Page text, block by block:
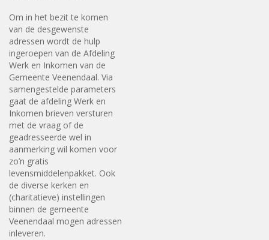
Om in het bezit te komen
van de desgewenste
adressen wordt de hulp
ingeroepen van de Afdeling
Werk en Inkomen van de
Gemeente Veenendaal. Via
samengestelde parameters
gaat de afdeling Werk en
Inkomen brieven versturen
met de vraag of de
geadresseerde wel in
aanmerking wil komen voor
zo’n gratis
levensmiddelenpakket. Ook
de diverse kerken en
(charitatieve) instellingen
binnen de gemeente
Veenendaal mogen adressen
inleveren.